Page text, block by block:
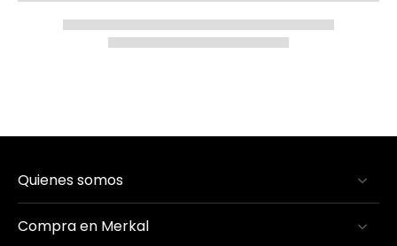
Quienes somos
Compra en Merkal